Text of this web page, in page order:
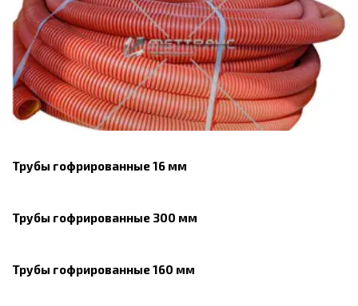
Трубы гофрированные 16 мм
Трубы гофрированные 300 мм
Трубы гофрированные 160 мм